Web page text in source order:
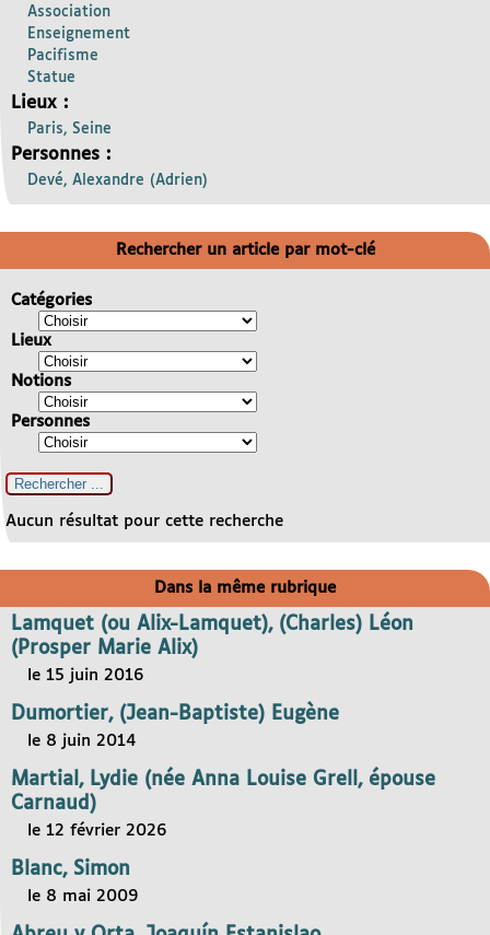
Association
Enseignement
Pacifisme
Statue
Lieux :
Paris, Seine
Personnes :
Devé, Alexandre (Adrien)
Rechercher un article par mot-clé
Catégories
Lieux
Notions
Personnes
Aucun résultat pour cette recherche
Dans la même rubrique
Lamquet (ou Alix-Lamquet), (Charles) Léon
(Prosper Marie Alix)
le 15 juin 2016
Dumortier, (Jean-Baptiste) Eugène
le 8 juin 2014
Martial, Lydie (née Anna Louise Grell, épouse
Carnaud)
le 12 février 2026
Blanc, Simon
le 8 mai 2009